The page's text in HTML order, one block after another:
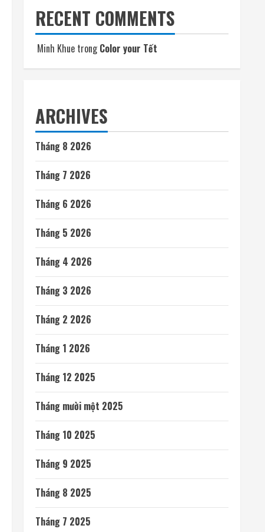
RECENT COMMENTS
Minh Khue trongColor your Tết
ARCHIVES
Tháng 8 2026
Tháng 7 2026
Tháng 6 2026
Tháng 5 2026
Tháng 4 2026
Tháng 3 2026
Tháng 2 2026
Tháng 1 2026
Tháng 12 2025
Tháng mười một 2025
Tháng 10 2025
Tháng 9 2025
Tháng 8 2025
Tháng 7 2025